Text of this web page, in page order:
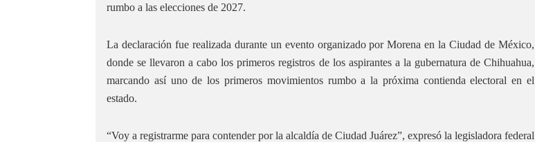
rumbo a las elecciones de 2027.
La declaración fue realizada durante un evento organizado por Morena en la Ciudad de México,
donde se llevaron a cabo los primeros registros de los aspirantes a la gubernatura de Chihuahua,
marcando así uno de los primeros movimientos rumbo a la próxima contienda electoral en el
estado.
“Voy a registrarme para contender por la alcaldía de Ciudad Juárez”, expresó la legisladora federal